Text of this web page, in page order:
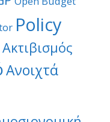
Policy
Ακτιβισμός
Ανοιχτά